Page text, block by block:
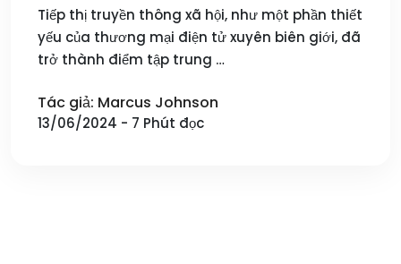
So sánh Thực tế các Nền tảng
Truyền thông Xã hội Thương mại
Điện tử Xuyên Biên giới 2024
Tiếp thị truyền thông xã hội, như một phần thiết
yếu của thương mại điện tử xuyên biên giới, đã
trở thành điểm tập trung …
Tác giả: Marcus Johnson
13/06/2024 - 7 Phút đọc